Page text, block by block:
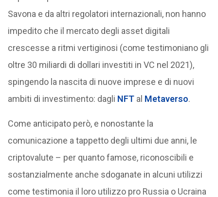
Savona e da altri regolatori internazionali, non hanno
impedito che il mercato degli asset digitali
crescesse a ritmi vertiginosi (come testimoniano gli
oltre 30 miliardi di dollari investiti in VC nel 2021),
spingendo la nascita di nuove imprese e di nuovi
ambiti di investimento: dagli NFT al Metaverso.
Come anticipato però, e nonostante la
comunicazione a tappetto degli ultimi due anni, le
criptovalute – per quanto famose, riconoscibili e
sostanzialmente anche sdoganate in alcuni utilizzi
come testimonia il loro utilizzo pro Russia o Ucraina